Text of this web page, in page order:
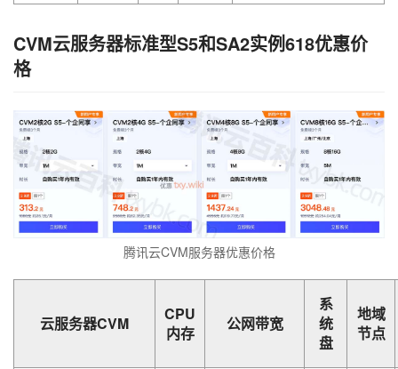
CVM云服务器标准型S5和SA2实例618优惠价
格
腾讯云CVM服务器优惠价格
云服务器CVM
CPU
内存
公网带宽
系
统
盘
地域
节点